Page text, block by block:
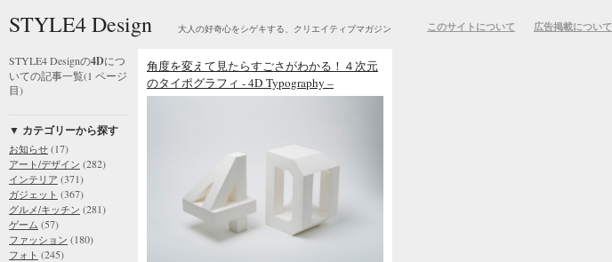
STYLE4 Design 大人の好奇心をシゲキする、クリエイティブマガジン このサイトについて 広告掲載について
STYLE4 Designの4Dにつ
いての記事一覧(1 ページ
目)
▼ カテゴリーから探す
お知らせ (17)
アート/デザイン (282)
インテリア (371)
ガジェット (367)
グルメ/キッチン (281)
ゲーム (57)
ファッション (180)
フォト (245)
角度を変えて見たらすごさがわかる！４次元
のタイポグラフィ - 4D Typography –